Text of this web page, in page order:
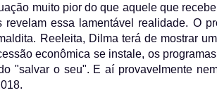
muito pior do que aquele que
essa lamentável realidade. O
Reeleita, Dilma terá de mostrar
econômica se instale, os
"salvar o seu". E aí provavelmente